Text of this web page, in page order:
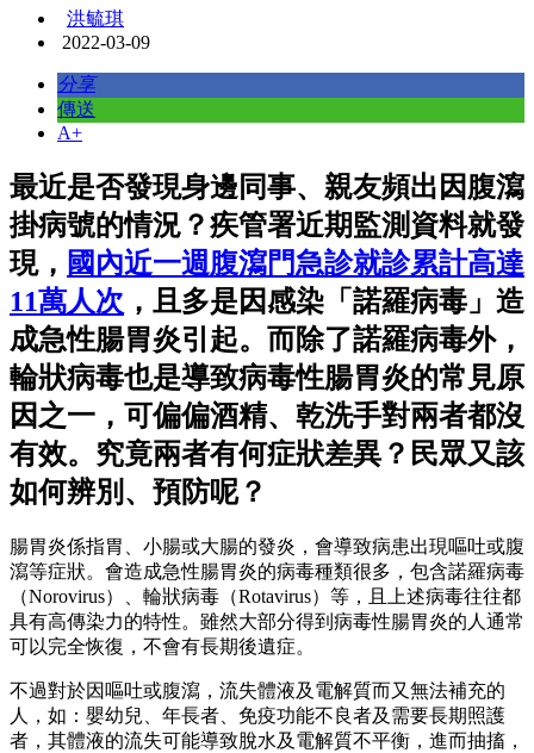
洪毓琪
2022-03-09
分享
傳送
A+
最近是否發現身邊同事、親友頻出因腹瀉
掛病號的情況？疾管署近期監測資料就發
現， 國內近一週腹瀉門急診就診累計高達
11萬人次 ，且多是因感染「諾羅病毒」造
成急性腸胃炎引起。而除了諾羅病毒外，
輪狀病毒也是導致病毒性腸胃炎的常見原
因之一，可偏偏酒精、乾洗手對兩者都沒
有效。究竟兩者有何症狀差異？民眾又該
如何辨別、預防呢？
腸胃炎係指胃、小腸或大腸的發炎，會導致病患出現嘔吐或腹
瀉等症狀。會造成急性腸胃炎的病毒種類很多，包含諾羅病毒
（Norovirus）、輪狀病毒（Rotavirus）等，且上述病毒往往都
具有高傳染力的特性。雖然大部分得到病毒性腸胃炎的人通常
可以完全恢復，不會有長期後遺症。
不過對於因嘔吐或腹瀉，流失體液及電解質而又無法補充的
人，如：嬰幼兒、年長者、免疫功能不良者及需要長期照護
者，其體液的流失可能導致脫水及電解質不平衡，進而抽搐，